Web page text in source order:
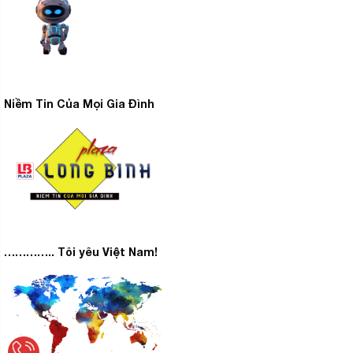
cho nhiều không gian địa hình, đặc biệt là lắp đặt tại các
chung cư có trần thấp.
van xả cặn giúp thao tác vệ sinh bảo dưỡng, cũng như
thay thế linh kiện trở nên dễ dàng, đơn giản nhanh chóng
Niềm Tin Của Mọi Gia Đình
………….. Tôi yêu Việt Nam!